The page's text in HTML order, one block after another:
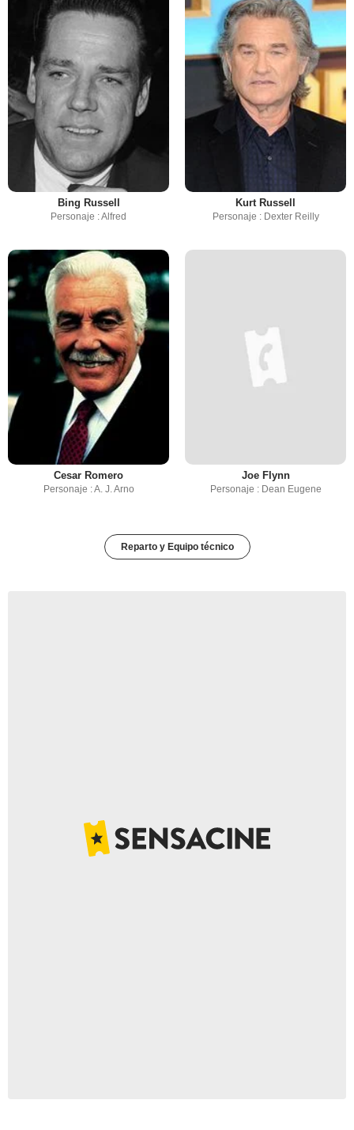
Bing Russell
Personaje : Alfred
Kurt Russell
Personaje : Dexter Reilly
Cesar Romero
Personaje : A. J. Arno
Joe Flynn
Personaje : Dean Eugene
Reparto y Equipo técnico